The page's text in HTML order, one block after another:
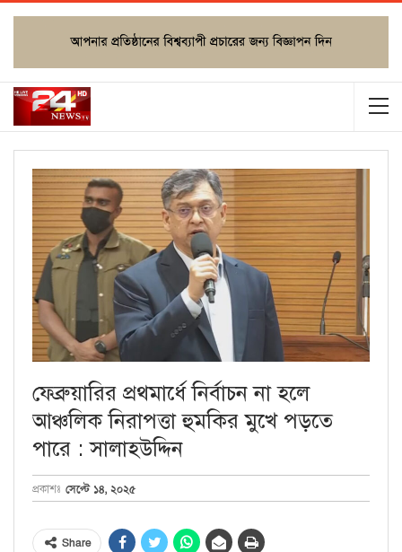
ফেব্রুয়ারির প্রথমার্ধে নির্বাচন না হলে
আঞ্চলিক নিরাপত্তা হুমকির মুখে পড়তে
পারে : সালাহউদ্দিন
প্রকাশঃ সেপ্টে ১৪, ২০২৫
Share